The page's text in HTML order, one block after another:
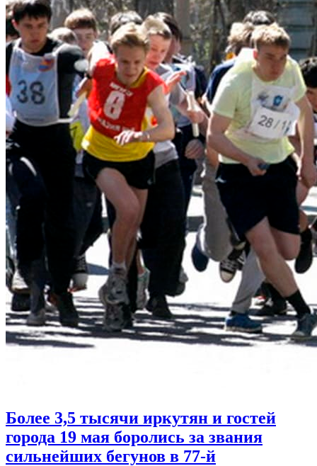
Более 3,5 тысячи иркутян и гостей
города 19 мая боролись за звания
сильнейших бегунов в 77-й